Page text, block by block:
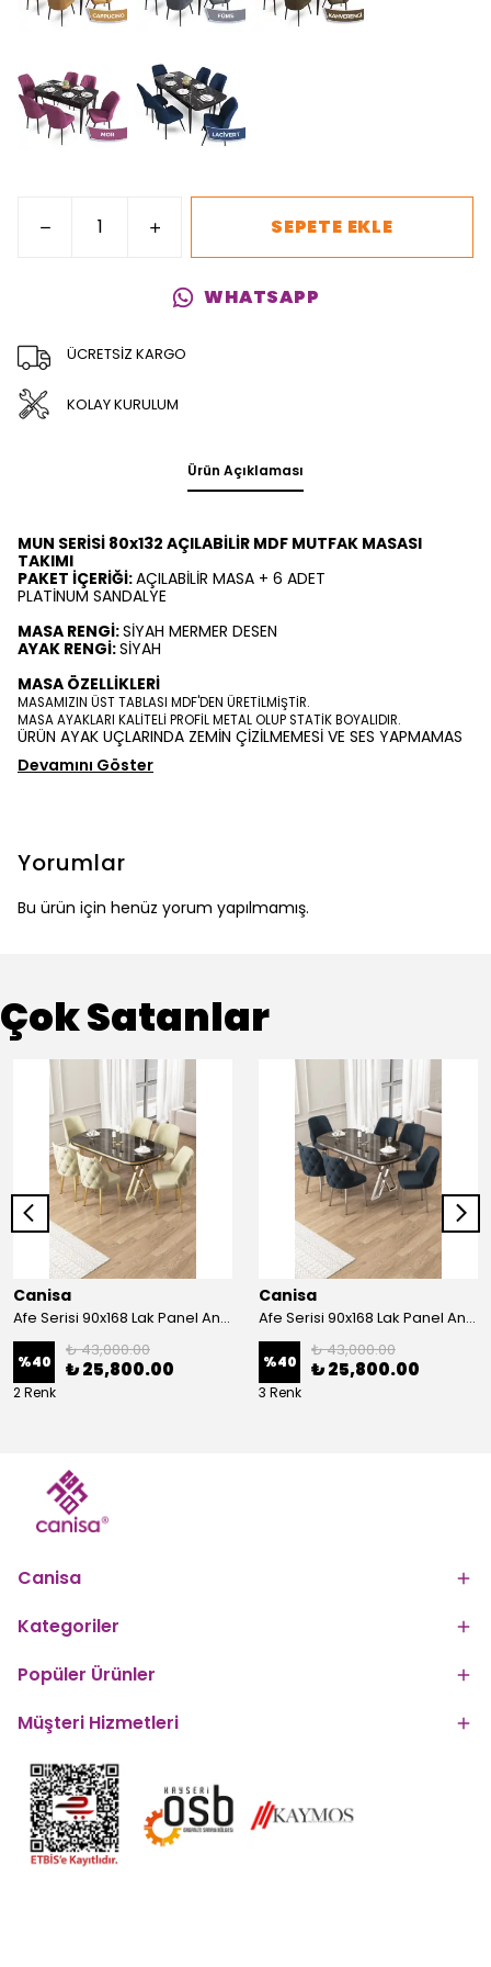
SEPETE EKLE
WHATSAPP
ÜCRETSİZ KARGO
KOLAY KURULUM
Ürün Açıklaması
MUN SERİSİ 80x132 AÇILABİLİR MDF MUTFAK MASASI
TAKIMI
PAKET İÇERİĞİ:AÇILABİLİR MASA + 6 ADET
PLATİNUM SANDALYE
MASA RENGİ:SİYAH MERMER DESEN
AYAK RENGİ:SİYAH
MASA ÖZELLİKLERİ
MASAMIZIN ÜST TABLASI MDF'DEN ÜRETİLMİŞTİR.
MASA AYAKLARI KALİTELİ PROFİL METAL OLUP STATİK BOYALIDIR.
ÜRÜN AYAK UÇLARINDA ZEMİN ÇİZİLMEMESİ VE SES YAPMAMAS
Devamını Göster
Yorumlar
Bu ürün için henüz yorum yapılmamış.
Çok Satanlar
Canisa
Afe Serisi 90x168 Lak Panel Antrasit İroni Masa ve 6 Sandalye Gold Kaplama Ayak
%40
₺ 43,000.00
₺ 25,800.00
2 Renk
Canisa
Afe Serisi 90x168 Lak Panel Antrasit İroni Masa ve 6 Sandalye Krom Kaplama Ayak
%40
₺ 43,000.00
₺ 25,800.00
3 Renk
Canisa
Kategoriler
Popüler Ürünler
Müşteri Hizmetleri